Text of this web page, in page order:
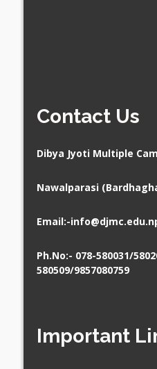
Contact Us
Dibya Jyoti Multiple
Nawalparasi
Email:-
Ph.No:- 078-580031/
580509/9857080759
Important